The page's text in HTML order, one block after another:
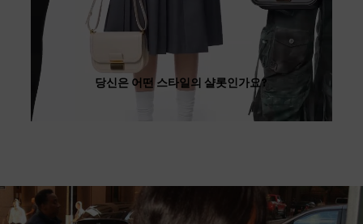
당신은 어떤 스타일의 샬롯인가요?